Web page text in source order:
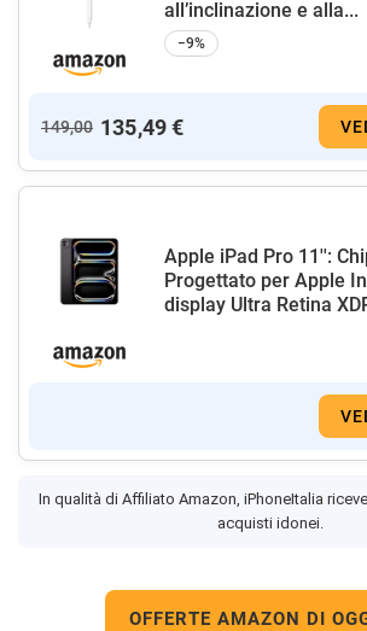
all’inclinazione e alla...
−9%
149,00 135,49 €
Apple iPad Pro 11'':
Progettato per Apple
display Ultra Retina
In qualità di Affiliato Amazon, iPhoneItalia
acquisti idonei.
OFFERTE AMAZON DI